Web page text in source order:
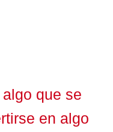
que se
en algo